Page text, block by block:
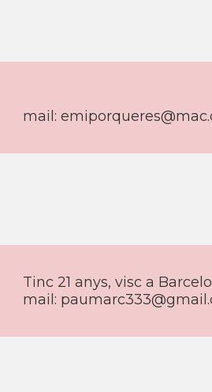
mail:
Tinc 21 anys, visc a
mail: